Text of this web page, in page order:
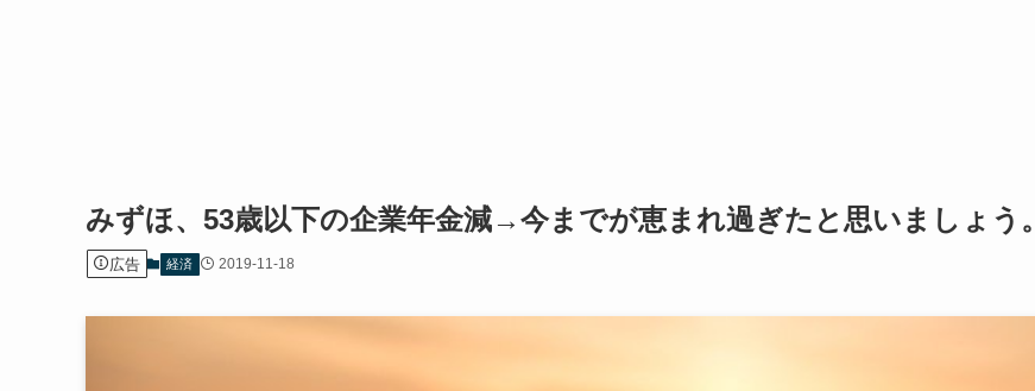
みずほ、53歳以下の企業年金減→今までが恵まれ過ぎたと思いましょう。
広告 経済 2019-11-18